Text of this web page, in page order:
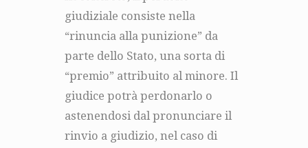
giudiziale consiste nella
“rinuncia alla punizione” da
parte dello Stato, una sorta di
“premio” attribuito al minore. Il
giudice potrà perdonarlo o
astenendosi dal pronunciare il
rinvio a giudizio, nel caso di